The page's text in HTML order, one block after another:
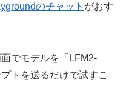
のチャット がおす
でモデルを「LFM2-
トを送るだけで試すこ